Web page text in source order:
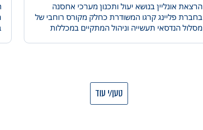
הרצאת אונליין בנושא יעול ותכנון מערכי אחסנה
בחברת פליינג קרגו המשודרת כחלק מקורס רוחבי של
מסלול הנדסאי תעשייה וניהול המתקיים במכללות
טען/י עוד